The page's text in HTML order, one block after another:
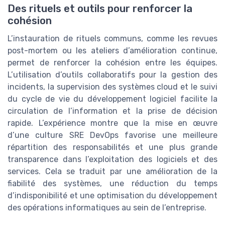
Des rituels et outils pour renforcer la
cohésion
L’instauration de rituels communs, comme les revues
post-mortem ou les ateliers d’amélioration continue,
permet de renforcer la cohésion entre les équipes.
L’utilisation d’outils collaboratifs pour la gestion des
incidents, la supervision des systèmes cloud et le suivi
du cycle de vie du développement logiciel facilite la
circulation de l’information et la prise de décision
rapide. L’expérience montre que la mise en œuvre
d’une culture SRE DevOps favorise une meilleure
répartition des responsabilités et une plus grande
transparence dans l’exploitation des logiciels et des
services. Cela se traduit par une amélioration de la
fiabilité des systèmes, une réduction du temps
d’indisponibilité et une optimisation du développement
des opérations informatiques au sein de l’entreprise.